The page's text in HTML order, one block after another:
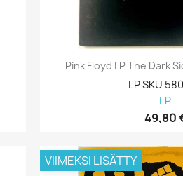
Pink Floyd LP The Dark
LP SKU
LP
49,80
VIIMEKSI LISÄTTY